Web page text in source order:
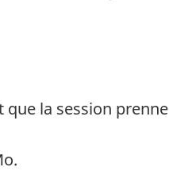
que la session prenne